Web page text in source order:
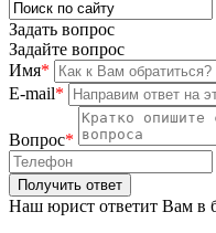
Задать вопрос
Задайте вопрос
Имя*
E-mail*
Вопрос*
Наш юрист ответит Вам в